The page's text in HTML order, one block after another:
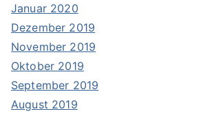
Januar 2020
Dezember 2019
November 2019
Oktober 2019
September 2019
August 2019